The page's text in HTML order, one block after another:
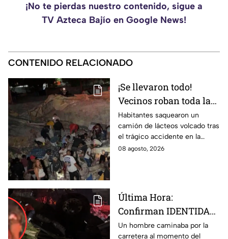
¡No te pierdas nuestro contenido, sigue a
TV Azteca Bajío en Google News!
CONTENIDO RELACIONADO
¡Se llevaron todo!
Vecinos roban toda la
mercancía del tráiler
volcado en la carretera
de Irapuato
Habitantes saquearon un
camión de lácteos volcado tras
el trágico accidente en la
carretera Irapuato-Abasolo
08 agosto, 2026
Última Hora:
Confirman IDENTIDAD
de uno de los
Un hombre caminaba por la
carretera al momento del